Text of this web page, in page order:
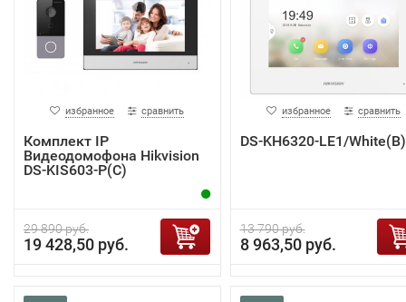
избранное сравнить
Комплект IP
Видеодомофона Hikvision
DS-KIS603-P(C)
29 890 руб.
19 428,50 руб.
избранное сравнить
DS-KH6320-LE1/White(B)
13 790 руб.
8 963,50 руб.